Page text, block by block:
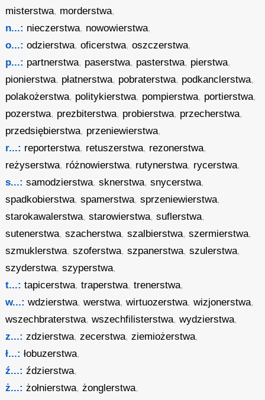
misterstwa, morderstwa,
n...: nieczerstwa, nowowierstwa,
o...: odzierstwa,oficerstwa,oszczerstwa,
p...: partnerstwa, paserstwa, pasterstwa, pierstwa,
pionierstwa, płatnerstwa, pobraterstwa, podkanclerstwa,
polakożerstwa, politykierstwa, pompierstwa, portierstwa,
pozerstwa, prezbiterstwa, probierstwa, przecherstwa,
przedsiębierstwa, przeniewierstwa,
r...: reporterstwa, retuszerstwa, rezonerstwa,
reżyserstwa, różnowierstwa, rutynerstwa, rycerstwa,
s...: samodzierstwa,sknerstwa,snycerstwa,
spadkobierstwa,spamerstwa,sprzeniewierstwa,
starokawalerstwa,starowierstwa,suflerstwa,
sutenerstwa,szacherstwa,szalbierstwa,szermierstwa,
szmuklerstwa,szoferstwa,szpanerstwa,szulerstwa,
szyderstwa,szyperstwa,
t...: tapicerstwa,traperstwa,trenerstwa,
w...: wdzierstwa,werstwa,wirtuozerstwa,wizjonerstwa,
wszechbraterstwa,wszechfilisterstwa,wydzierstwa,
z...: zdzierstwa,zecerstwa,ziemiożerstwa,
ł...: łobuzerstwa,
ź...: ździerstwa,
ż...: żołnierstwa,żonglerstwa,